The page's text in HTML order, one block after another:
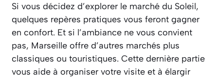
Si vous décidez d’explorer le marché du Soleil,
quelques repères pratiques vous feront gagner
en confort. Et si l’ambiance ne vous convient
pas, Marseille offre d’autres marchés plus
classiques ou touristiques. Cette dernière partie
vous aide à organiser votre visite et à élargir